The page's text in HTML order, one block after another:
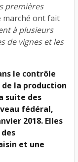
premières
ont fait
à plusieurs
de vignes et les
le contrôle
la production
suite des
fédéral,
2018. Elles
et une